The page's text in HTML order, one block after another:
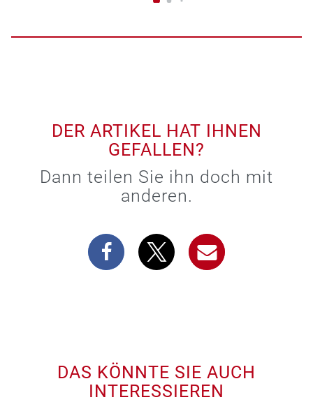
DER ARTIKEL HAT IHNEN
GEFALLEN?
Dann teilen Sie ihn doch mit
anderen.
DAS KÖNNTE SIE AUCH
INTERESSIEREN